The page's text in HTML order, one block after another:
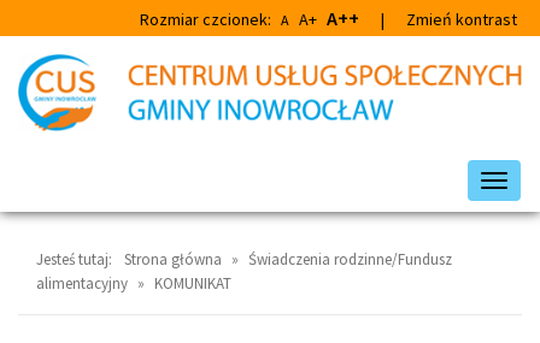
do
głównej
treści
do
wyszukiwarki
Rozmiar czcionek: A A+ A++ | Zmień kontrast
Jesteś tutaj: Strona główna » Świadczenia rodzinne/Fundusz
alimentacyjny » KOMUNIKAT